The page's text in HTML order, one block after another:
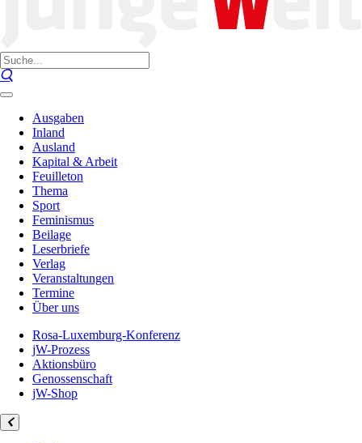
Ausgaben
Inland
Ausland
Kapital & Arbeit
Feuilleton
Thema
Sport
Feminismus
Beilage
Leserbriefe
Verlag
Veranstaltungen
Termine
Über uns
Rosa-Luxemburg-Konferenz
jW-Prozess
Aktionsbüro
Genossenschaft
jW-Shop